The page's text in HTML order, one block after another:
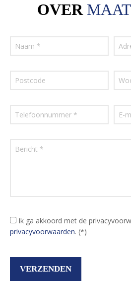
OVER
Ik ga akkoord met de
privacyvoorwaarden. (*)